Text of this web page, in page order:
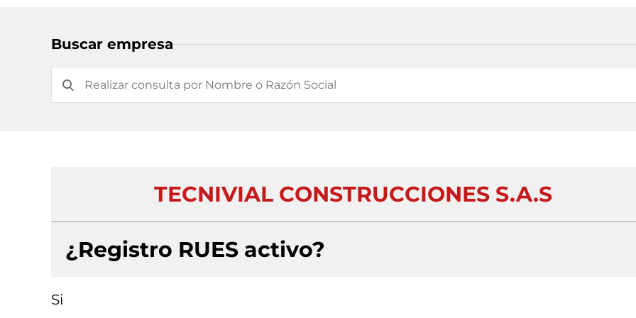
Buscar empresa
TECNIVIAL CONSTRUCCIONES S.A.S
¿Registro RUES activo?
Si